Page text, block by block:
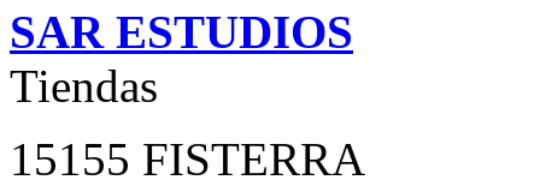
SAR ESTUDIOS
Tiendas
15155 FISTERRA